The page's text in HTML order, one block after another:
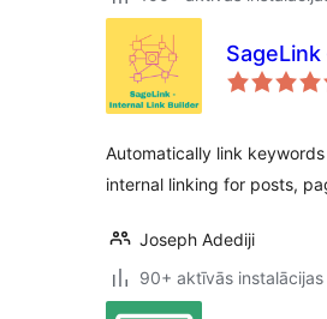
Automatically link
internal linking for posts,
Joseph Adediji
90+ aktīvās instalācijas